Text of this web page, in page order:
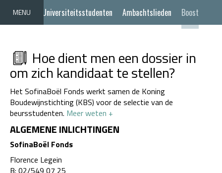
MENU
Terug Universiteitsstudenten Ambachtslieden Boost
Hoe dient men een dossier in
om zich kandidaat te stellen?
Het SofinaBoël Fonds werkt samen de Koning
Boudewijnstichting (KBS) voor de selectie van de
beursstudenten. Meer weten +
ALGEMENE INLICHTINGEN
SofinaBoël Fonds
Florence Legein
B: 02/549 07 25